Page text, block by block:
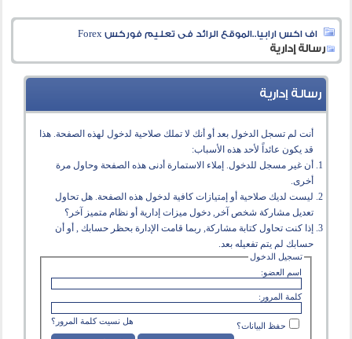
اف اكس ارابيا..الموقع الرائد فى تعليم فوركس Forex
رسالة إدارية
رسالة إدارية
أنت لم تسجل الدخول بعد أو أنك لا تملك صلاحية لدخول لهذه الصفحة. هذا
قد يكون عائداً لأحد هذه الأسباب:
أن غير مسجل للدخول. إملاء الاستمارة أدنى هذه الصفحة وحاول مرة
أخرى.
ليست لديك صلاحية أو إمتيازات كافية لدخول هذه الصفحة. هل تحاول
تعديل مشاركة شخص آخر, دخول ميزات إدارية أو نظام متميز آخر؟
إذا كنت تحاول كتابة مشاركة, ربما قامت الإدارة بحظر حسابك , أو أن
حسابك لم يتم تفعيله بعد.
تسجيل الدخول
اسم العضو:
كلمة المرور:
هل نسيت كلمة المرور؟ حفظ البيانات؟